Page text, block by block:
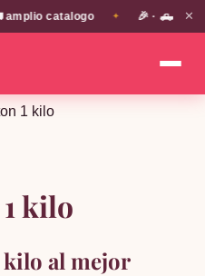
catalogo 🎉 · 🛻 ✕
1 kilo
kilo
al mejor